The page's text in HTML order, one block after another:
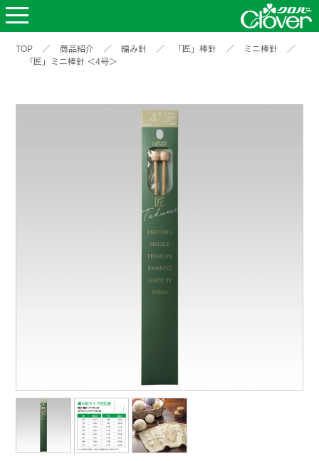
TOP ／ 商品紹介 ／ 編み針 ／ 「匠」棒針 ／ ミニ棒針
／
「匠」ミニ棒針 ＜4号＞